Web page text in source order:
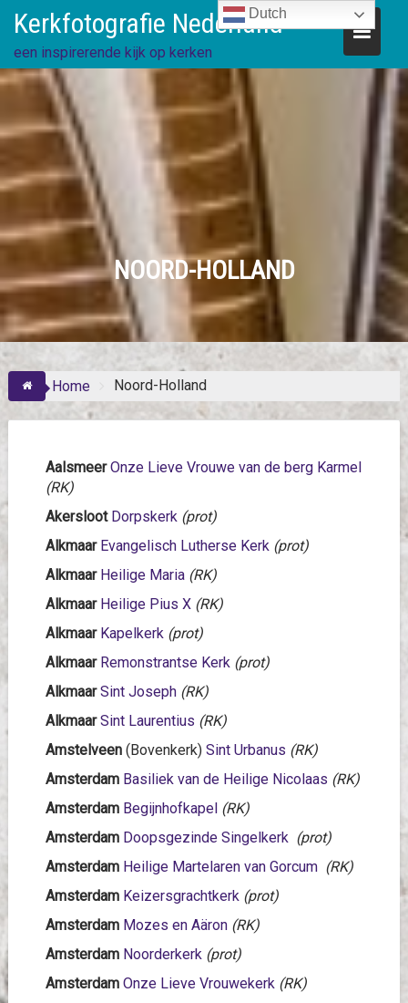
content
Kerkfotografie Nederland
een inspirerende kijk op kerken
NOORD-HOLLAND
Home Noord-Holland
AalsmeerOnze Lieve Vrouwe van de berg Karmel
(RK)
Akersloot Dorpskerk (prot)
Alkmaar Evangelisch Lutherse Kerk (prot)
Alkmaar Heilige Maria (RK)
Alkmaar Heilige Pius X (RK)
Alkmaar Kapelkerk (prot)
Alkmaar Remonstrantse Kerk(prot)
AlkmaarSint Joseph (RK)
Alkmaar Sint Laurentius (RK)
Amstelveen (Bovenkerk) Sint Urbanus (RK)
Amsterdam Basiliek van de Heilige Nicolaas (RK)
Amsterdam Begijnhofkapel (RK)
Amsterdam Doopsgezinde Singelkerk (prot)
Amsterdam Heilige Martelaren van Gorcum (RK)
Amsterdam Keizersgrachtkerk (prot)
Amsterdam Mozes en Aäron (RK)
Amsterdam Noorderkerk (prot)
Amsterdam Onze Lieve Vrouwekerk(RK)
Dutch